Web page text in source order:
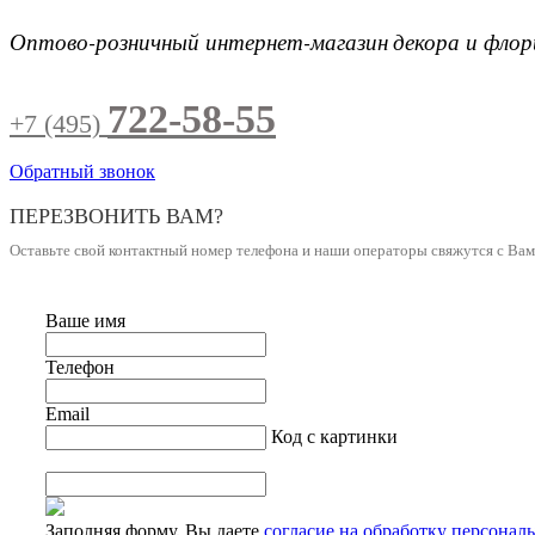
Оптово-розничный интернет-магазиндекора и
+7 (495) 722-58-55
Обратный звонок
ПЕРЕЗВОНИТЬ ВАМ?
Оставьте свой контактный номер телефона и наши операторы свяжутся с
Ваше имя
Телефон
Email
Код с картинки
Заполняя форму, Вы даете согласие на обработку